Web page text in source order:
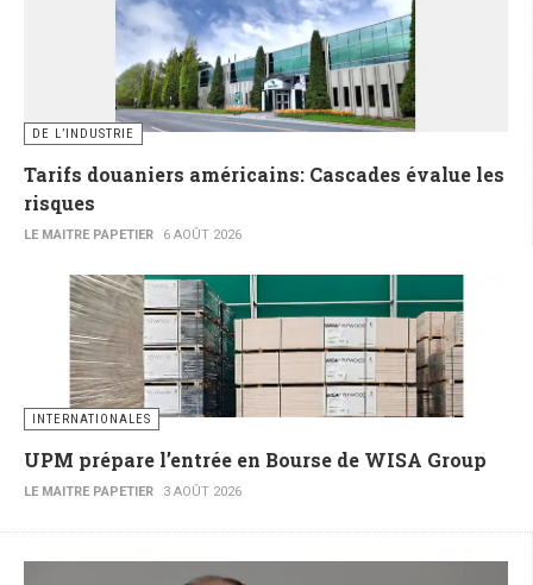
DE L’INDUSTRIE
Tarifs douaniers américains: Cascades évalue les
risques
LE MAITRE PAPETIER 6 AOÛT 2026
INTERNATIONALES
UPM prépare l’entrée en Bourse de WISA Group
LE MAITRE PAPETIER 3 AOÛT 2026